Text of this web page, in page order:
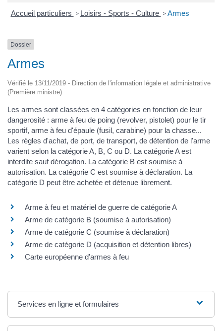
Accueil particuliers > Loisirs - Sports - Culture > Armes
Dossier
Armes
Vérifié le 13/11/2019 - Direction de l'information légale et administrative
(Première ministre)
Les armes sont classées en 4 catégories en fonction de leur
dangerosité : arme à feu de poing (revolver, pistolet) pour le tir
sportif, arme à feu d'épaule (fusil, carabine) pour la chasse...
Les règles d'achat, de port, de transport, de détention de l'arme
varient selon la catégorie A, B, C ou D. La catégorie A est
interdite sauf dérogation. La catégorie B est soumise à
autorisation. La catégorie C est soumise à déclaration. La
catégorie D peut être achetée et détenue librement.
Arme à feu et matériel de guerre de catégorie A
Arme de catégorie B (soumise à autorisation)
Arme de catégorie C (soumise à déclaration)
Arme de catégorie D (acquisition et détention libres)
Carte européenne d'armes à feu
Services en ligne et formulaires